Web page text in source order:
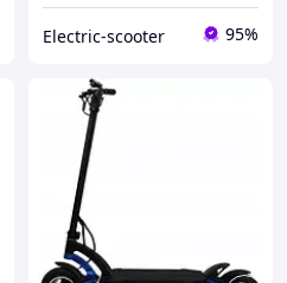
Electric-scooter 95%